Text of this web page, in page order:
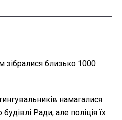
зібралися близько 1000
намагалися
Ради, але поліція їх